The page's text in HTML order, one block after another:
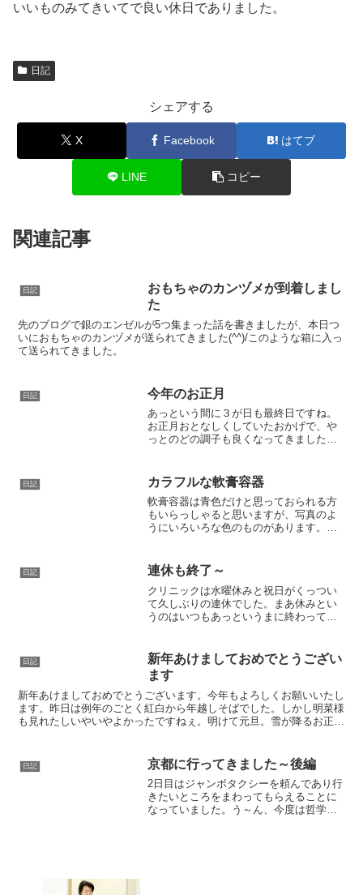
いいものみてきいてで良い休日でありました。
日記
シェアする
X Facebook はてブ
LINE コピー
関連記事
日記
おもちゃのカンヅメが到着しまし
た
先のブログで銀のエンゼルが5つ集まった話を書きましたが、本日つ
いにおもちゃのカンヅメが送られてきました(^^)/このような箱に入っ
て送られてきました。
日記 今年のお正月
あっという間に３が日も最終日ですね。
お正月おとなしくしていたおかげで、や
っとのどの調子も良くなってきました。
が作ってくれたものにも少し手を入れ
て。また現場で使ってみて...
日記 カラフルな軟膏容器
軟膏容器は青色だけと思っておられる方
もいらっしゃると思いますが、写真のよ
うにいろいろな色のものがあります。ク
日記 連休も終了～
クリニックは水曜休みと祝日がくっつい
て久しぶりの連休でした。まあ休みとい
うのはいつもあっというまに終わってし
がでまして、バージョンアップもしなく
てはなりません。病名やら...
日記
新年あけましておめでとうござい
ます
新年あけましておめでとうございます。今年もよろしくお願いいたし
ます。昨日は例年のごとく紅白から年越しそばでした。しかし明菜様
も見れたしいやいやよかったですねぇ。明けて元旦。雪が降るお正月
日記 京都に行ってきました～後編
2日目はジャンボタクシーを頼んであり行
きたいところをまわってもらえることに
なっていました。う～ん、今度は哲学の